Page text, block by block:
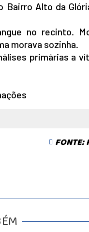
Bairro Alto da
no recinto.
morava sozinha.
primárias a
FONTE: